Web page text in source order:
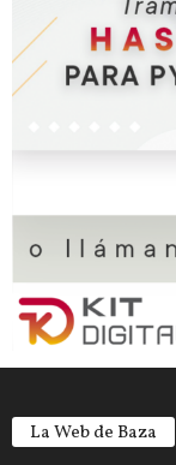
La Web de Baza